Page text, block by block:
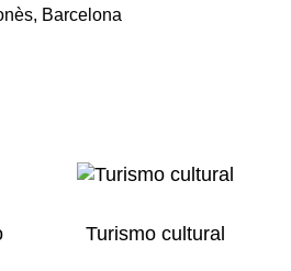
Barcelona
Turismo cultural